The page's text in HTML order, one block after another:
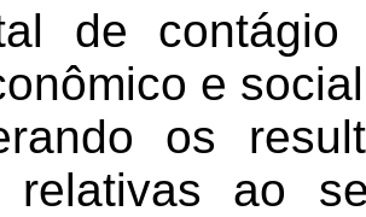
de
e
os
relativas ao